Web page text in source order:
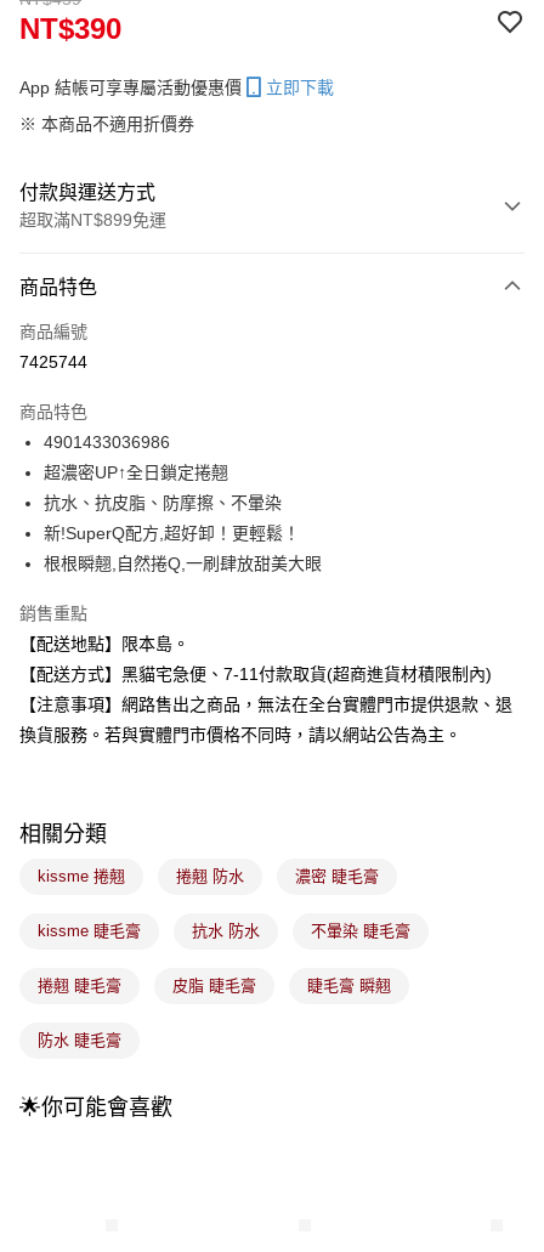
NT$390
App 結帳可享專屬活動優惠價
立即下載
※ 本商品不適用折價券
付款與運送方式
超取滿NT$899免運
信用卡一次付款
超商取貨付款
Apple Pay
街口支付
悠遊付
Google Pay
全盈+PAY
【大哥付你分期使用說明】
1.本服務由台灣大哥大提供，台灣大哥大用戶可立即使用無須另外申請。
3.實際核准額度、可分期數及費用金額請依後續交易確認頁面所載為準。
4.訂單成立30分鐘內，如未前往確認交易或遇審核未通過，訂單將自動取
消。如遇「轉專審核」未通過狀況，表示未達大哥付你分期系統評分，恕無
1.分期款項不併入電信帳單，「大哥付你分期」於每月結算日後寄送繳費提
2.透過簡訊連結打開帳單後，可選擇「超商條碼／台灣大直營門市／銀行轉
【注意事項】
買賣價金債權讓與本公司後，依約使用本公司帳單繳交帳款。
ATM付款
全家取貨付款
每筆NT$100，滿NT$899(含以上)免運費
7-11取貨付款
每筆NT$100，滿NT$899(含以上)免運費
商品特色
商品編號
7425744
商品特色
4901433036986
超濃密UP↑全日鎖定捲翹
抗水、抗皮脂、防摩擦、不暈染
新!SuperQ配方,超好卸！更輕鬆！
根根瞬翹,自然捲Q,一刷肆放甜美大眼
銷售重點
【配送地點】限本島。
【配送方式】黑貓宅急便、7-11付款取貨(超商進貨材積限制內)
【注意事項】網路售出之商品，無法在全台實體門市提供退款、退
換貨服務。若與實體門市價格不同時，請以網站公告為主。
相關分類
kissme 捲翹 捲翹 防水 濃密 睫毛膏
kissme 睫毛膏 抗水 防水 不暈染 睫毛膏
捲翹 睫毛膏 皮脂 睫毛膏 睫毛膏 瞬翹
防水 睫毛膏
🌟你可能會喜歡